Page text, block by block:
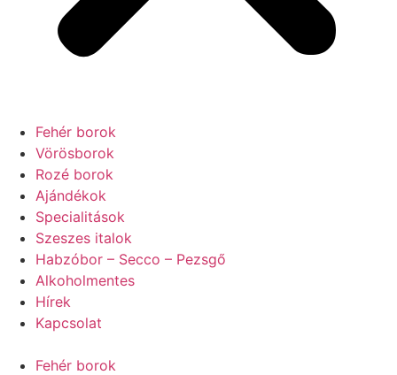
Fehér borok
Vörösborok
Rozé borok
Ajándékok
Specialitások
Szeszes italok
Habzóbor – Secco – Pezsgő
Alkoholmentes
Hírek
Kapcsolat
Fehér borok